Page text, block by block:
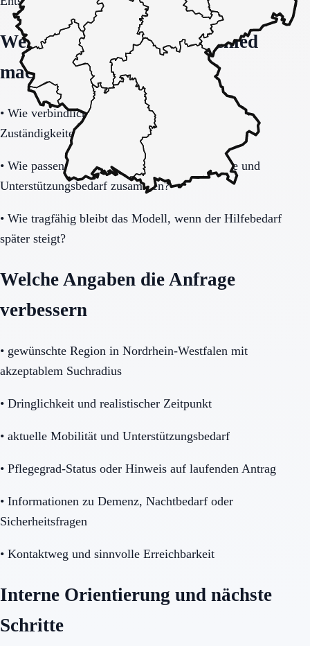
Welche Fragen den Unterschied
machen
• Wie verbindlich sind Betreuung, Präsenz und
Zuständigkeiten im Alltag geregelt?
• Wie passen Gemeinschaftsleben, Privatsphäre und
Unterstützungsbedarf zusammen?
• Wie tragfähig bleibt das Modell, wenn der Hilfebedarf
später steigt?
Welche Angaben die Anfrage
verbessern
• gewünschte Region in Nordrhein-Westfalen mit
akzeptablem Suchradius
• Dringlichkeit und realistischer Zeitpunkt
• aktuelle Mobilität und Unterstützungsbedarf
• Pflegegrad-Status oder Hinweis auf laufenden Antrag
• Informationen zu Demenz, Nachtbedarf oder
Sicherheitsfragen
• Kontaktweg und sinnvolle Erreichbarkeit
Interne Orientierung und nächste
Schritte